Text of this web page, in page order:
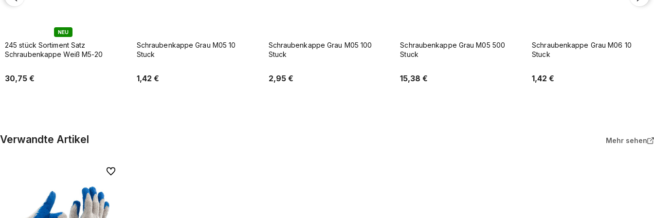
Schraubenkappe Grau M05 10
Stuck
1,42 €
Schraubenkappe Grau M05 100
Stuck
2,95 €
Schraubenkappe Grau M05 500
Stuck
15,38 €
Schraubenkappe Grau M06 10
Stuck
1,42 €
Schraubenkappe Grau M06 100
Stuck
3,55 €
Verwandte Artikel Mehr sehen
Zu Favoriten